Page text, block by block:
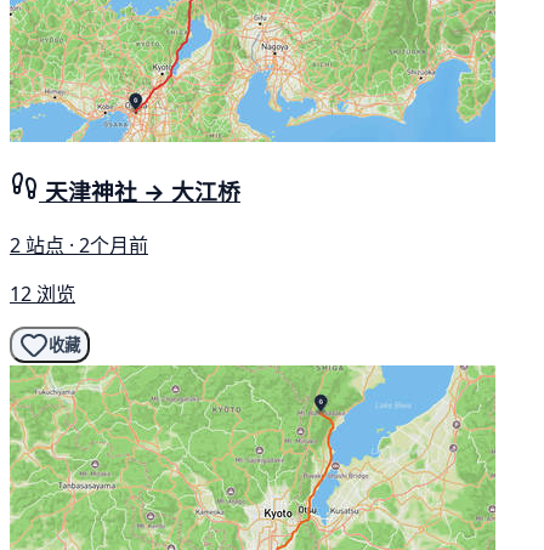
天津神社 → 大江桥
2 站点 · 2个月前
12 浏览
收藏